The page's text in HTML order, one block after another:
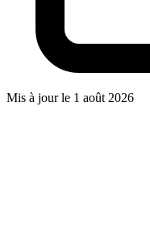
Mis à jour le 1 août 2026